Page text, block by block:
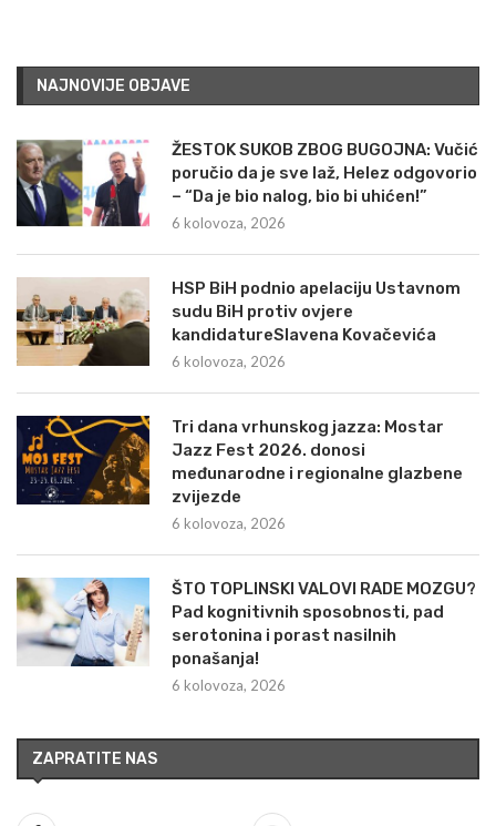
NAJNOVIJE OBJAVE
ŽESTOK SUKOB ZBOG BUGOJNA: Vučić
poručio da je sve laž, Helez odgovorio
– “Da je bio nalog, bio bi uhićen!”
6 kolovoza, 2026
HSP BiH podnio apelaciju Ustavnom
sudu BiH protiv ovjere
kandidatureSlavena Kovačevića
6 kolovoza, 2026
Tri dana vrhunskog jazza: Mostar
Jazz Fest 2026. donosi
međunarodne i regionalne glazbene
zvijezde
6 kolovoza, 2026
ŠTO TOPLINSKI VALOVI RADE MOZGU?
Pad kognitivnih sposobnosti, pad
serotonina i porast nasilnih
ponašanja!
6 kolovoza, 2026
ZAPRATITE NAS